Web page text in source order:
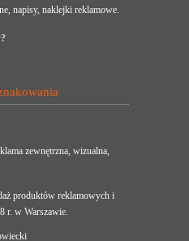
napisy, naklejki reklamowe.
zewnętrzna, wizualna,
produktów reklamowych i
r. w Warszawie.